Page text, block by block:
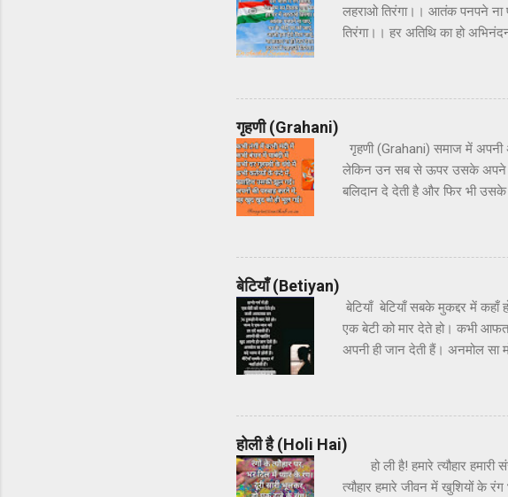
लहराओ तिरंगा।। आतंक पनपने ना
तिरंगा।। हर अतिथि का हो
गृहणी (Grahani)
गृहणी (Grahani) समाज में अपनी
लेकिन उन सब से ऊपर उसके अपने
बलिदान दे देती है और फिर भी
कभी कर्तव्यों के फंदे में, ख्वाहिश
हो सस्ते में बच्चों और उनके बस्ते में
सोचे वो कब आराम करे?🤔 छुट्टी
बेटियाँ (Betiyan)
बेटियाँ बेटियाँ सबके मुकद्दर में कहाँ
एक बेटी को मार देते हो। कभी
अपनी ही जान देती हैं। अनमोल सा
ही बेटियाँ होती हैं जिसकी नियत
कहाँ होती हैं। Dr.Anshul
होली है (Holi Hai)
हो ली है! हमारे त्यौहार हमारी
त्यौहार हमारे जीवन में खुशियों के